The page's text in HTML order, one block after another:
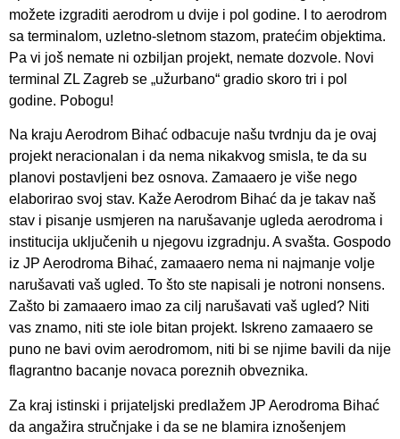
možete izgraditi aerodrom u dvije i pol godine. I to aerodrom
sa terminalom, uzletno-sletnom stazom, pratećim objektima.
Pa vi još nemate ni ozbiljan projekt, nemate dozvole. Novi
terminal ZL Zagreb se „užurbano“ gradio skoro tri i pol
godine. Pobogu!
Na kraju Aerodrom Bihać odbacuje našu tvrdnju da je ovaj
projekt neracionalan i da nema nikakvog smisla, te da su
planovi postavljeni bez osnova. Zamaaero je više nego
elaborirao svoj stav. Kaže Aerodrom Bihać da je takav naš
stav i pisanje usmjeren na narušavanje ugleda aerodroma i
institucija uključenih u njegovu izgradnju. A svašta. Gospodo
iz JP Aerodroma Bihać, zamaaero nema ni najmanje volje
narušavati vaš ugled. To što ste napisali je notroni nonsens.
Zašto bi zamaaero imao za cilj narušavati vaš ugled? Niti
vas znamo, niti ste iole bitan projekt. Iskreno zamaaero se
puno ne bavi ovim aerodromom, niti bi se njime bavili da nije
flagrantno bacanje novaca poreznih obveznika.
Za kraj istinski i prijateljski predlažem JP Aerodroma Bihać
da angažira stručnjake i da se ne blamira iznošenjem